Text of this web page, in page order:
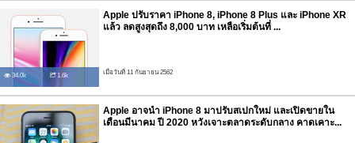
34.0k 1.6k
Apple ปรับราคา iPhone 8, iPhone 8 Plus และ iPhone XR
แล้ว ลดสูงสุดถึง 8,000 บาท เหลือเริ่มต้นที่ ...
เมื่อวันที่ 11 กันยายน 2562
Apple อาจนำ iPhone 8 มาปรับสเปกใหม่ และเปิดขายใน
เดือนมีนาคม ปี 2020 หวังเจาะตลาดระดับกลาง คาดเคาะ...